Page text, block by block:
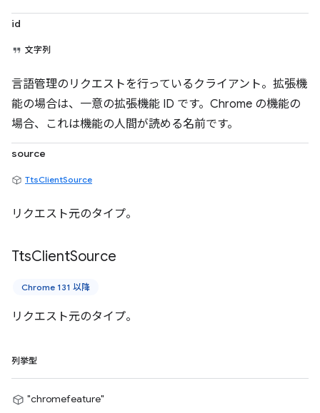
id
文字列
言語管理のリクエストを行っているクライアント。拡張機
能の場合は、一意の拡張機能 ID です。Chrome の機能の
場合、これは機能の人間が読める名前です。
source
TtsClientSource
リクエスト元のタイプ。
TtsClientSource
Chrome 131 以降
リクエスト元のタイプ。
列挙型
"chromefeature"